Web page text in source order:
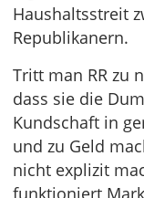
Haushaltsstreit
Republikanern.
Tritt man RR zu
dass sie die
Kundschaft in
und zu Geld
nicht explizit
funktioniert